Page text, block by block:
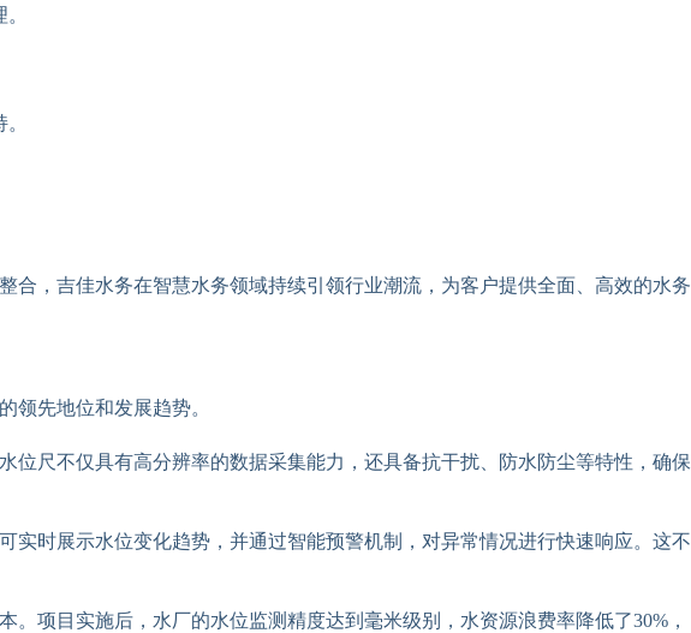
，吉佳水务在智慧水务领域持续引领行业潮流，为客户提供全面、高效的水务
领先地位和发展趋势。
尺不仅具有高分辨率的数据采集能力，还具备抗干扰、防水防尘等特性，确保
时展示水位变化趋势，并通过智能预警机制，对异常情况进行快速响应。这不
项目实施后，水厂的水位监测精度达到毫米级别，水资源浪费率降低了30%，